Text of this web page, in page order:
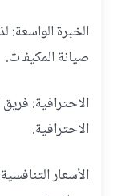
الخبرة
صيانة المكيفات.
الاحترافية:
الاحترافية.
الأسعار